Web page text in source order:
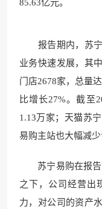
85.63亿元。
报告期内，苏宁
业务快速发展，其
门店2678家，总量
比增长27%。截至
1.13万家；天猫苏
易购主站也大幅减少
苏宁易购在报告
之下，公司经营出
力，对公司的资产